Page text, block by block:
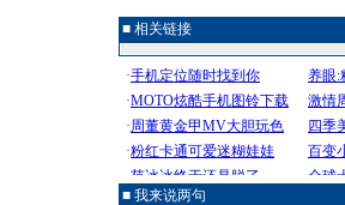
■ 相关链接
■ 我来说两句